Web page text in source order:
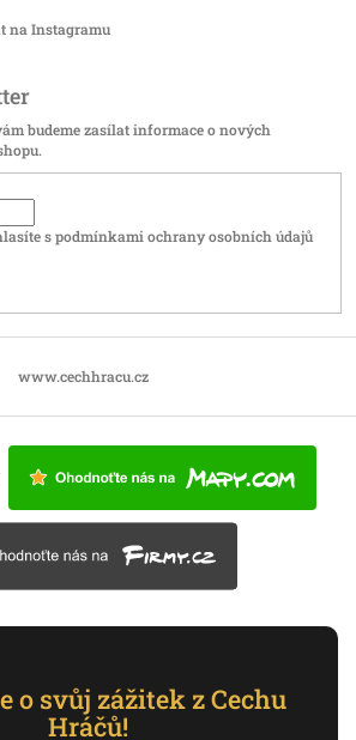
na Instagramu
budeme zasílat informace o nových
spodmínkami ochrany osobních údajů
www.cechhracu.cz
o svůj zážitek z Cechu
Hráčů!